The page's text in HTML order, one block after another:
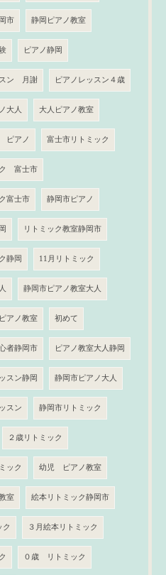
市 静岡ピアノ教室
ピアノ静岡
ン 月謝 ピアノレッスン４歳
大人 大人ピアノ教室
アノ 富士市リトミック
ク 富士市
富士市 静岡市ピアノ
リトミック教室静岡市
静岡 11月リトミック
静岡市ピアノ教室大人
アノ教室 初めて
者静岡市 ピアノ教室大人静岡
スン静岡 静岡市ピアノ大人
スン 静岡市リトミック
２歳リトミック
ック 幼児 ピアノ教室
室 絵本リトミック静岡市
３月絵本リトミック
０歳 リトミック